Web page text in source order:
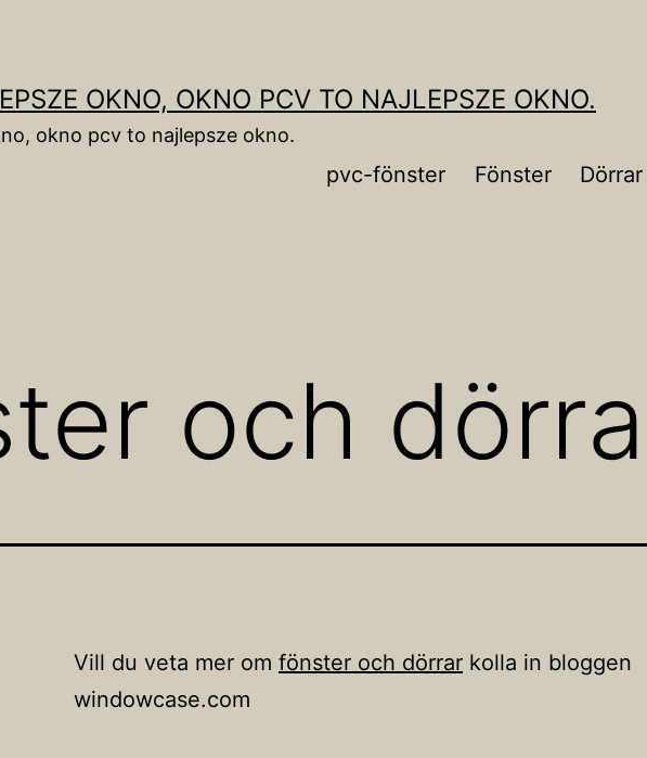
OKNO, OKNO PCV TO NAJLEPSZE OKNO.
okno pcv to najlepsze okno.
pvc-fönster Fönster Dörrar
och
Vill du veta mer om fönster och dörrar kolla in bloggen
windowcase.com